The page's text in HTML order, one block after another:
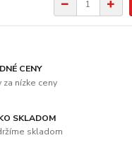
CENY
za nízke ceny
SKLADOM
skladom